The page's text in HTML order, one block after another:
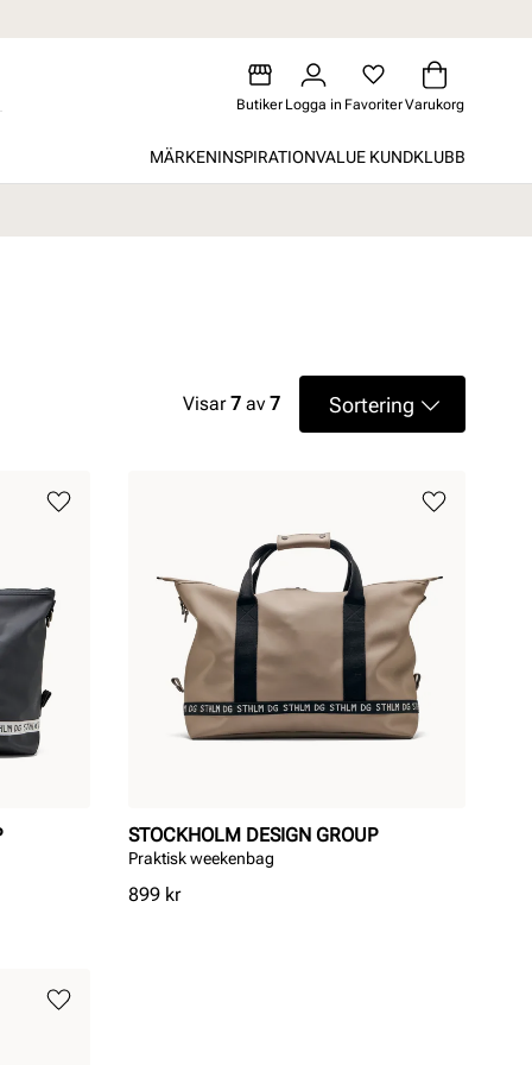
Butiker Logga in FavoriterVarukorg
MÄRKENINSPIRATIONVALUE KUNDKLUBB
Visar7 av 7 Sortering
STOCKHOLM DESIGN GROUP
Praktisk weekenbag
Pris
899 kr